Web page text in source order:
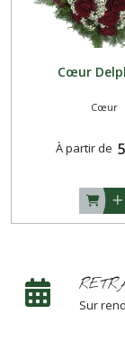
Cœur
Cœur
À partir de
Sur